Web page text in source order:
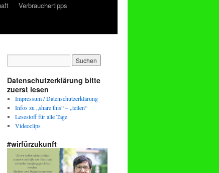
Verbrauchertipps
Datenschutzerklärung bitte
zuerst lesen
Impressum / Datenschutzerklärung
Infos zu „share this“ – „teilen“
Lesestoff für alle Tage
Videoclips
#wirfürzukunft